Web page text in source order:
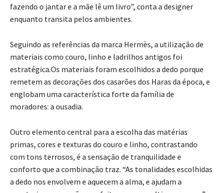
fazendo o jantar e a mãe lê um livro”, conta a designer
enquanto transita pelos ambientes.
Seguindo as referências da marca Hermès, a utilização de
materiais como couro, linho e ladrilhos antigos foi
estratégica.Os materiais foram escolhidos a dedo porque
remetem as decorações dos casarões dos Haras da época, e
englobam uma característica forte da família de
moradores: a ousadia.
Outro elemento central para a escolha das matérias
primas, cores e texturas do couro e linho, contrastando
com tons terrosos, é a sensação de tranquilidade e
conforto que a combinação traz. “As tonalidades escolhidas
a dedo nos envolvem e aquecem a alma, e ajudam a